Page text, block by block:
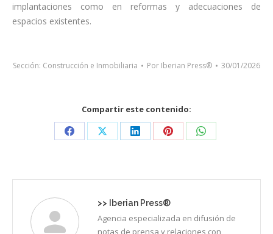
implantaciones como en reformas y adecuaciones de
espacios existentes.
Sección: Construcción e Inmobiliaria Por Iberian Press® 30/01/2026
Compartir este contenido:
Share
Facebook
Share
X
Share
LinkedIn
Share
Pinterest
Share
WhatsApp
>> Iberian Press®
Agencia especializada en difusión de
notas de prensa y relaciones con